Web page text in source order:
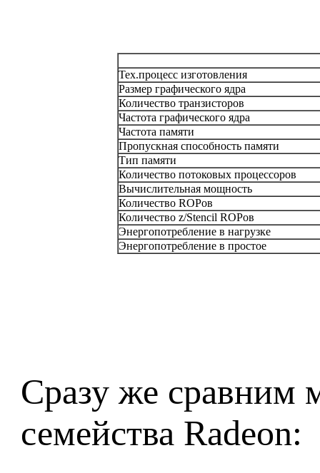
Тех.процесс изготовления
Размер графического ядра
Количество транзисторов
Частота графического ядра
Частота памяти
Пропускная способность памяти
Тип памяти
Количество потоковых процессоров
Вычислительная мощность
Количество ROPов
Количество z/Stencil ROPов
Энергопотребление в нагрузке
Энергопотребление в простое
Сразу же сравним
семейства Radeon: